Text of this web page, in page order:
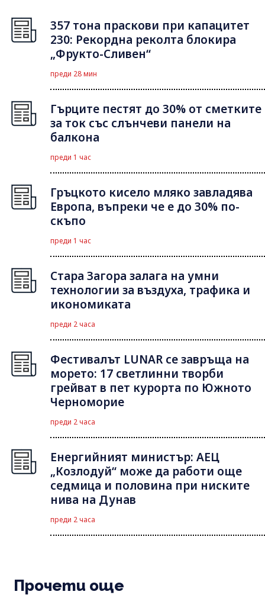
357 тона праскови при капацитет
230: Рекордна реколта блокира
„Фрукто-Сливен“
преди 28 мин
Гърците пестят до 30% от сметките
за ток със слънчеви панели на
балкона
преди 1 час
Гръцкото кисело мляко завладява
Европа, въпреки че е до 30% по-
скъпо
преди 1 час
Стара Загора залага на умни
технологии за въздуха, трафика и
икономиката
преди 2 часа
Фестивалът LUNAR се завръща на
морето: 17 светлинни творби
грейват в пет курорта по Южното
Черноморие
преди 2 часа
Енергийният министър: АЕЦ
„Козлодуй“ може да работи още
седмица и половина при ниските
нива на Дунав
преди 2 часа
Прочети още